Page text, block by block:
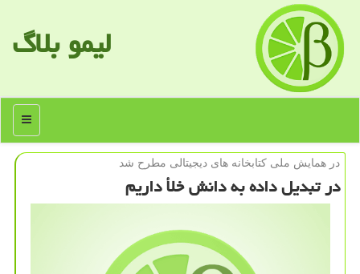
لیمو بلاگ
منو
در همایش ملی كتابخانه های دیجیتالی مطرح شد
در تبدیل داده به دانش خلأ داریم